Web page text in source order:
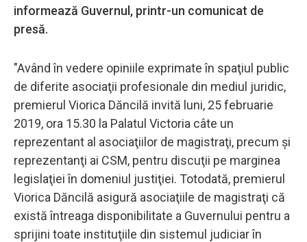
informează Guvernul, printr-un comunicat de
presă.
"Având în vedere opiniile exprimate în spaţiul public
de diferite asociaţii profesionale din mediul juridic,
premierul Viorica Dăncilă invită luni, 25 februarie
2019, ora 15.30 la Palatul Victoria câte un
reprezentant al asociaţiilor de magistraţi, precum şi
reprezentanţi ai CSM, pentru discuţii pe marginea
legislaţiei în domeniul justiţiei. Totodată, premierul
Viorica Dăncilă asigură asociaţiile de magistraţi că
există întreaga disponibilitate a Guvernului pentru a
sprijini toate instituţiile din sistemul judiciar în